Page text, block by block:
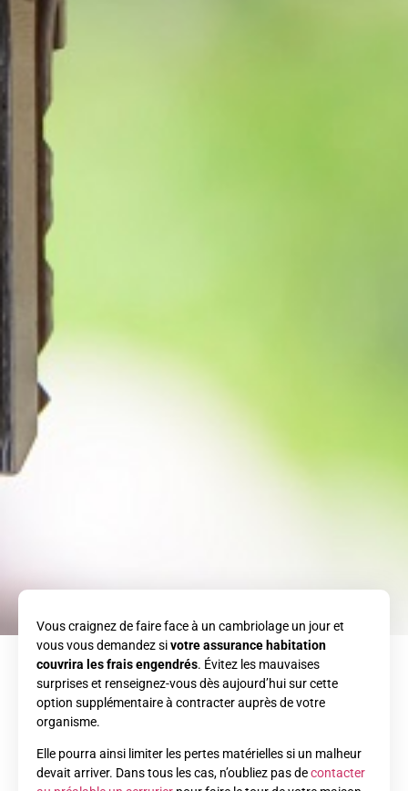
Vous craignez de faire face à un cambriolage un jour et
vous vous demandez sivotre assurance habitation
couvrira les frais engendrés. Évitez les mauvaises
surprises et renseignez-vous dès aujourd’hui sur cette
option supplémentaire à contracter auprès de votre
organisme.
Elle pourra ainsi limiter les pertes matérielles si un malheur
devait arriver. Dans tous les cas, n’oubliez pas decontacter